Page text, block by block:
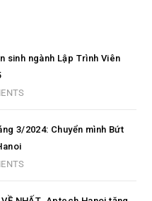
sinh ngành Lập Trình Viên
3/2024: Chuyển mình Bứt